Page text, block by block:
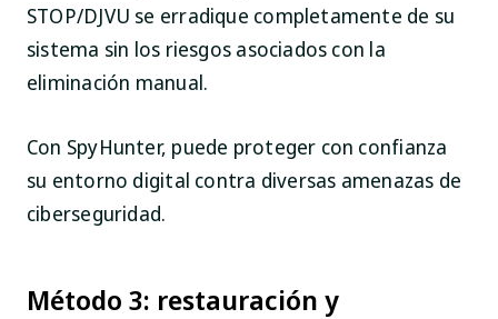
STOP/DJVU se erradique completamente de su
sistema sin los riesgos asociados con la
eliminación manual.
Con SpyHunter, puede proteger con confianza
su entorno digital contra diversas amenazas de
ciberseguridad.
Método 3: restauración y